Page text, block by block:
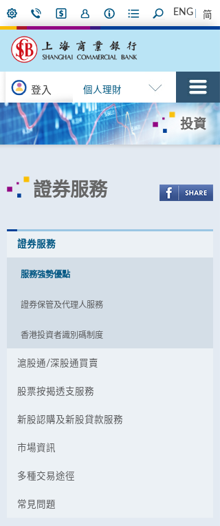
ENG 简
登入 個人理財
投資
證券服務
證券服務
服務強勢優點
證券保管及代理人服務
香港投資者識別碼制度
滬股通/深股通買賣
股票按揭透支服務
新股認購及新股貸款服務
市場資訊
多種交易途徑
常見問題